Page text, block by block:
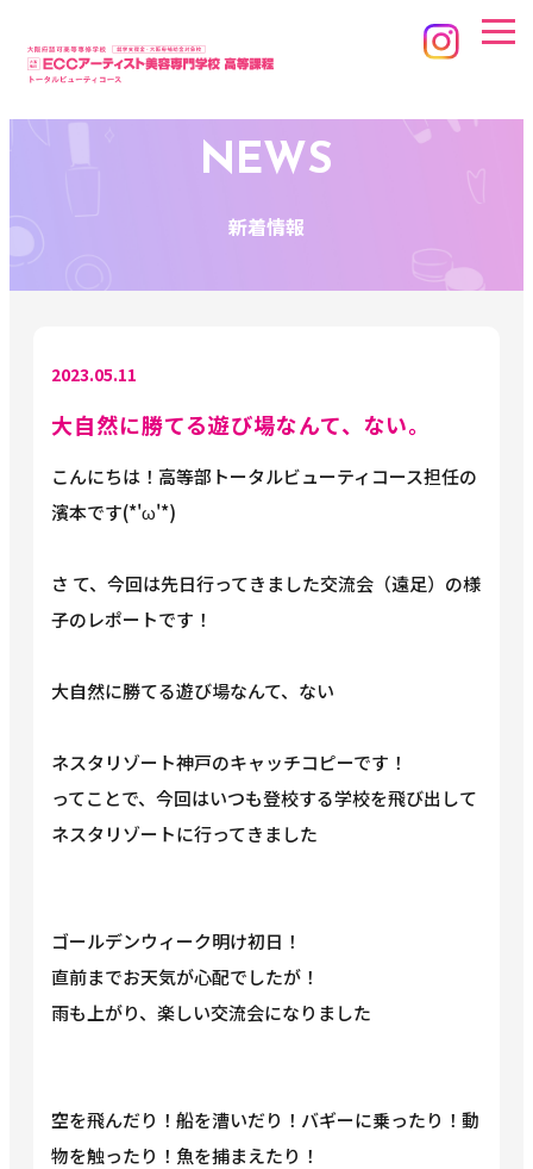
NEWS
新着情報
2023.05.11
大自然に勝てる遊び場なんて、ない。
こんにちは！高等部トータルビューティコース担任の
濱本です(*'ω'*)
さ て、今回は先日行ってきました交流会（遠足）の様
子のレポートです！
大自然に勝てる遊び場なんて、ない
ネスタリゾート神戸のキャッチコピーです！
ってことで、今回はいつも登校する学校を飛び出して
ネスタリゾートに行ってきました
ゴールデンウィーク明け初日！
直前までお天気が心配でしたが！
雨も上がり、楽しい交流会になりました
空を飛んだり！船を漕いだり！バギーに乗ったり！動
物を触ったり！魚を捕まえたり！